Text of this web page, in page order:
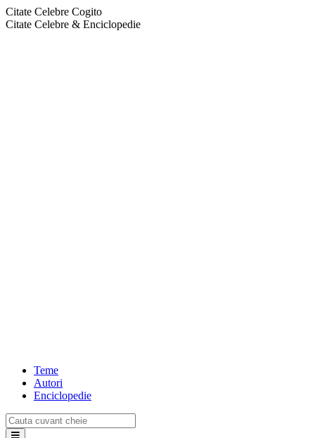
Citate Celebre Cogito
Citate Celebre & Enciclopedie
Teme
Autori
Enciclopedie